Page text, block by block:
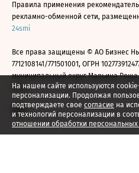
На нашем сайте используются
персонализации. Продолжая
подтверждаете свое согласие на
и технологий персонализации в
отношении обработки
Правила применения
рекламно-обменной сети,
24smi
Все права защищены © АО Бизнес
7712108141/771501001, ОГРН
муниципальный округ Марьина Роща,
2026